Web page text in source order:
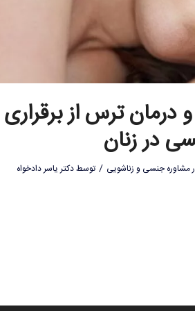
ترس از برقراری
در زنان
مشاوره جنسی و زناشویی / توسطدکتر یاسر دادخواه